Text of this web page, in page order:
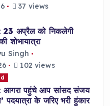
37 views
अप्रैल को निकलेगी
शोभायात्रा
Singh
102 views
पहुंचे आप सांसद संजय
पदयात्रा के जरिए भरी हुंकार